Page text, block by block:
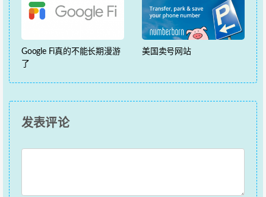
Google Fi真的不能长期漫游
了
美国卖号网站
发表评论